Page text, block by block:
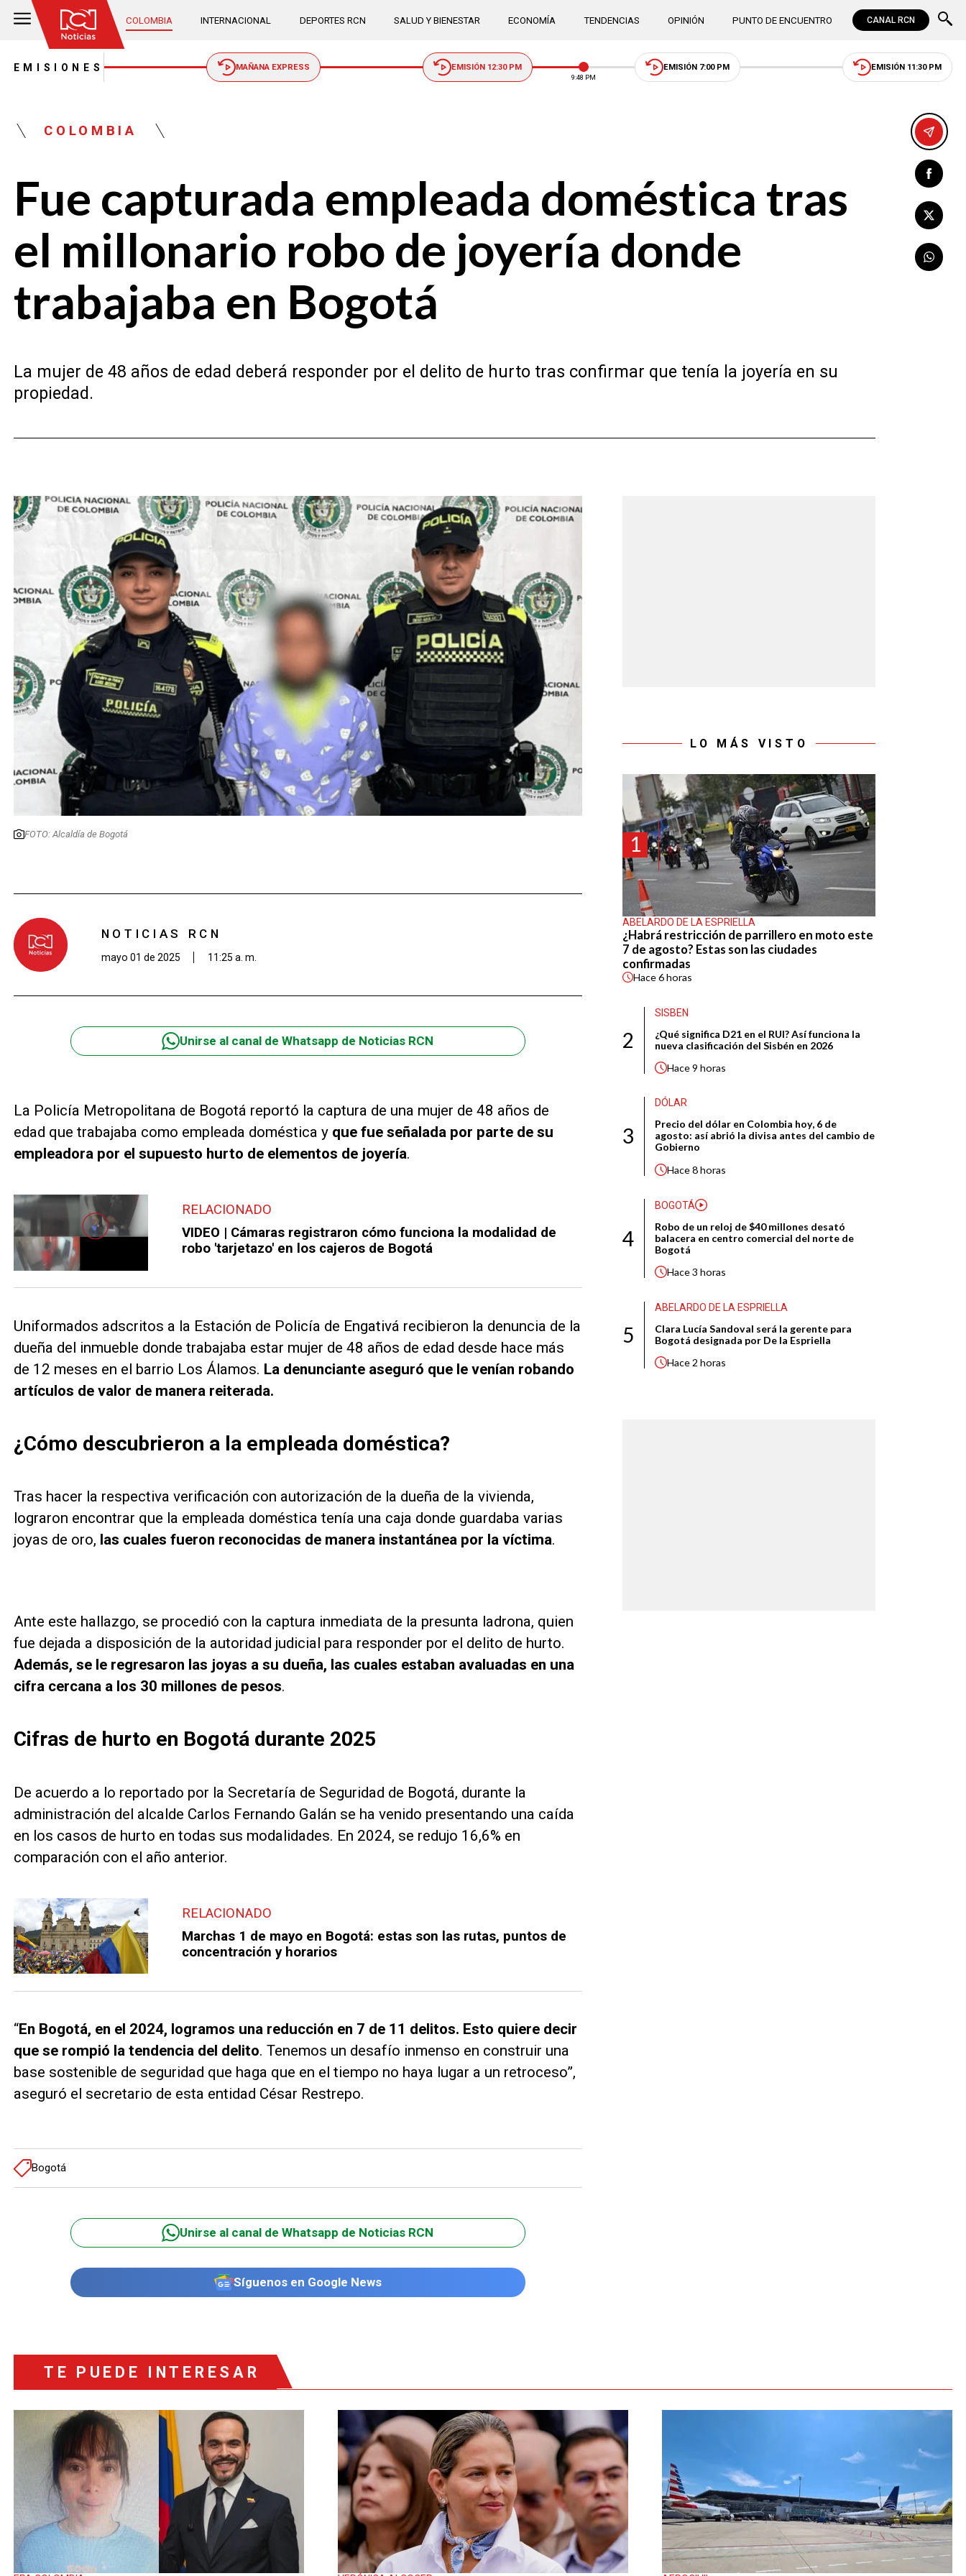
COLOMBIA INTERNACIONAL DEPORTES RCN SALUD Y BIENESTAR ECONOMÍA TENDENCIAS OPINIÓN PUNTO DE ENCUENTRO CANAL RCN
EMISIONES MAÑANA EXPRESS EMISIÓN 12:30 PM
9:48 PM
EMISIÓN 7:00 PM EMISIÓN 11:30 PM
COLOMBIA
Fue capturada empleada doméstica tras
el millonario robo de joyería donde
trabajaba en Bogotá
La mujer de 48 años de edad deberá responder por el delito de hurto tras confirmar que tenía la joyería en su
propiedad.
FOTO: Alcaldía de Bogotá
NOTICIAS RCN
mayo 01 de 2025 11:25 a. m.
Unirse al canal de Whatsapp de Noticias RCN
La Policía Metropolitana de Bogotá reportó la captura de una mujer de 48 años de
edad que trabajaba como empleada doméstica y que fue señalada por parte de su
empleadora por el supuesto hurto de elementos de joyería.
RELACIONADO
VIDEO | Cámaras registraron cómo funciona la modalidad de
robo 'tarjetazo' en los cajeros de Bogotá
Uniformados adscritos a la Estación de Policía de Engativá recibieron la denuncia de la
dueña del inmueble donde trabajaba estar mujer de 48 años de edad desde hace más
de 12 meses en el barrio Los Álamos. La denunciante aseguró que le venían robando
artículos de valor de manera reiterada.
¿Cómo descubrieron a la empleada doméstica?
Tras hacer la respectiva verificación con autorización de la dueña de la vivienda,
lograron encontrar que la empleada doméstica tenía una caja donde guardaba varias
joyas de oro, las cuales fueron reconocidas de manera instantánea por la víctima.
Ante este hallazgo, se procedió con la captura inmediata de la presunta ladrona, quien
fue dejada a disposición de la autoridad judicial para responder por el delito de hurto.
Además, se le regresaron las joyas a su dueña, las cuales estaban avaluadas en una
cifra cercana a los 30 millones de pesos.
Cifras de hurto en Bogotá durante 2025
De acuerdo a lo reportado por la Secretaría de Seguridad de Bogotá, durante la
administración del alcalde Carlos Fernando Galán se ha venido presentando una caída
en los casos de hurto en todas sus modalidades. En 2024, se redujo 16,6% en
comparación con el año anterior.
RELACIONADO
Marchas 1 de mayo en Bogotá: estas son las rutas, puntos de
concentración y horarios
“En Bogotá, en el 2024, logramos una reducción en 7 de 11 delitos. Esto quiere decir
que se rompió la tendencia del delito. Tenemos un desafío inmenso en construir una
base sostenible de seguridad que haga que en el tiempo no haya lugar a un retroceso”,
aseguró el secretario de esta entidad César Restrepo.
Bogotá
Unirse al canal de Whatsapp de Noticias RCN
Síguenos en Google News
LO MÁS VISTO
1
ABELARDO DE LA ESPRIELLA
¿Habrá restricción de parrillero en moto este
7 de agosto? Estas son las ciudades
confirmadas
Hace6 horas
2
SISBEN
¿Qué significa D21 en el RUI? Así funciona la
nueva clasificación del Sisbén en 2026
Hace9 horas
3
DÓLAR
Precio del dólar en Colombia hoy, 6 de
agosto: así abrió la divisa antes del cambio de
Gobierno
Hace8 horas
4
BOGOTÁ
Robo de un reloj de $40 millones desató
balacera en centro comercial del norte de
Bogotá
Hace3 horas
5
ABELARDO DE LA ESPRIELLA
Clara Lucía Sandoval será la gerente para
Bogotá designada por De la Espriella
Hace2 horas
TE PUEDE INTERESAR